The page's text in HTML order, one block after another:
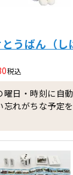
うばん（し
税込
日・時刻に自動
れがちな予定